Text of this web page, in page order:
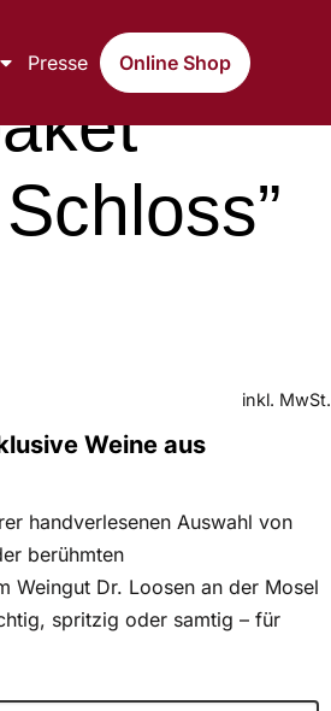
Presse Online Shop
inkl. MwSt.
Weine aus
handverlesenen Auswahl von
berühmten
Weingut Dr. Loosen an der Mosel
spritzig oder samtig – für